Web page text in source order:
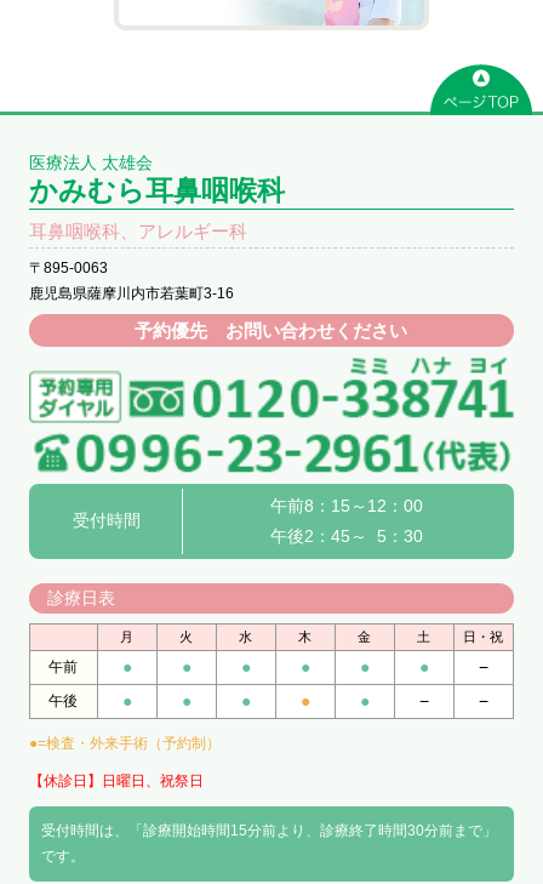
医療法人 太雄会
かみむら耳鼻咽喉科
耳鼻咽喉科、アレルギー科
〒895-0063
鹿児島県薩摩川内市若葉町3-16
予約優先 お問い合わせください
受付時間
午前8：15～12：00
午後2：45～ 5：30
診療日表
月 火 水 木 金 土 日・祝
午前 ● ● ● ● ● ● −
午後 ● ● ● ● ● − −
●=検査・外来手術（予約制）
【休診日】日曜日、祝祭日
受付時間は、「診療開始時間15分前より、診療終了時間30分前まで」
です。